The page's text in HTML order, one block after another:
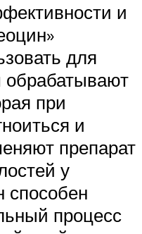
и
для
при
и
препарат
у
способен
процесс